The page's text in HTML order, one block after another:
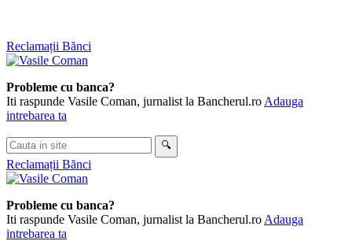
Skip
to
Reclamații Bănci
Probleme cu banca?
Iti raspunde Vasile Coman, jurnalist la Bancherul.ro Adauga
intrebarea ta
Cauta
in
site
🔍
Reclamații Bănci
Probleme cu banca?
Iti raspunde Vasile Coman, jurnalist la Bancherul.ro Adauga
intrebarea ta